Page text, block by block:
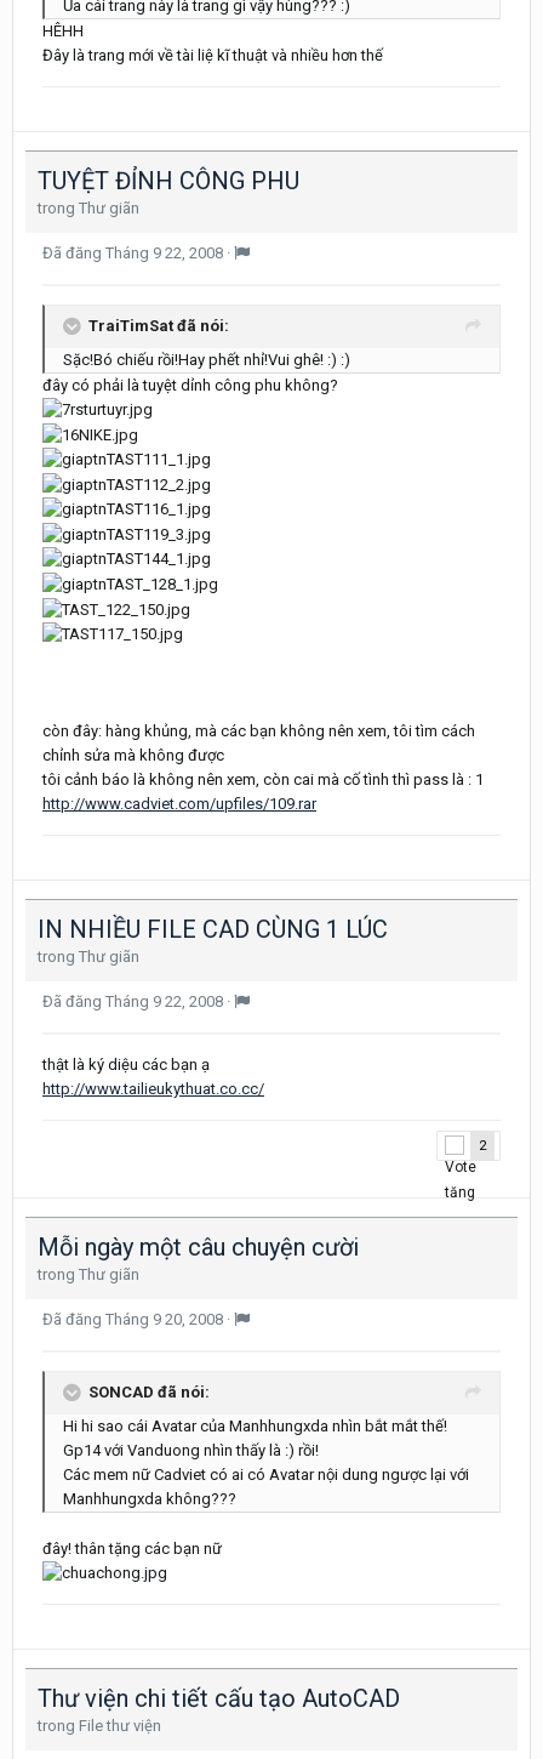
Ủa cái trang này là trang gì vậy hùng??? :)
HÊHH
Đây là trang mới về tài liệ kĩ thuật và nhiều hơn thế
TUYỆT ĐỈNH CÔNG PHU
trong Thư giãn
Đã đăng Tháng 9 22, 2008 ·
TraiTimSat đã nói:
Sặc!Bó chiếu rồi!Hay phết nhỉ!Vui ghê! :) :)
đây có phải là tuyệt dỉnh công phu không?
còn đây: hàng khủng, mà các bạn không nên xem, tôi tìm cách
chỉnh sửa mà không được
tôi cảnh báo là không nên xem, còn cai mà cố tình thì pass là : 1
http://www.cadviet.com/upfiles/109.rar
IN NHIỀU FILE CAD CÙNG 1 LÚC
trong Thư giãn
Đã đăng Tháng 9 22, 2008 ·
thật là ký diệu các bạn ạ
http://www.tailieukythuat.co.cc/
2
Mỗi ngày một câu chuyện cười
trong Thư giãn
Đã đăng Tháng 9 20, 2008 ·
SONCAD đã nói:
Hi hi sao cái Avatar của Manhhungxda nhìn bắt mắt thế!
Gp14 với Vanduong nhìn thấy là :) rồi!
Các mem nữ Cadviet có ai có Avatar nội dung ngược lại với
Manhhungxda không???
đây! thân tặng các bạn nữ
Thư viện chi tiết cấu tạo AutoCAD
trong File thư viện